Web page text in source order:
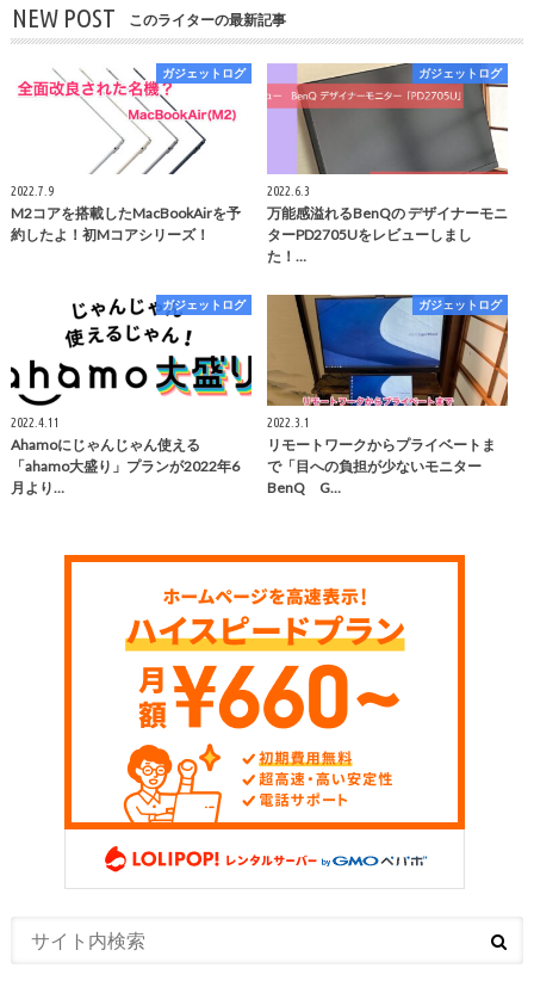
NEW POST このライターの最新記事
ガジェットログ
2022.7.9
M2コアを搭載したMacBookAirを予
約したよ！初Mコアシリーズ！
ガジェットログ
2022.6.3
万能感溢れるBenQの デザイナーモニ
ターPD2705Uをレビューしまし
た！…
ガジェットログ
2022.4.11
Ahamoにじゃんじゃん使える
「ahamo大盛り」プランが2022年6
月より…
ガジェットログ
2022.3.1
リモートワークからプライベートま
で「目への負担が少ないモニター
BenQ G…